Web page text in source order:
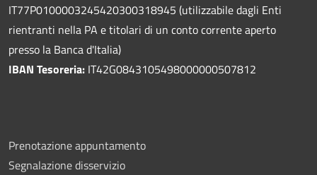
IT77P0100003245420300318945 (utilizzabile dagli Enti
rientranti nella PA e titolari di un conto corrente aperto
presso la Banca d'Italia)
IBAN Tesoreria: IT42G0843105498000000507812
Prenotazione appuntamento
Segnalazione disservizio